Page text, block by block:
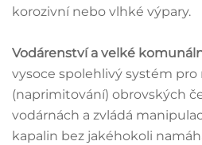
korozivní nebo vlhké výpary.
Vodárenství a velké
vysoce spolehlivý systém
(naprimitování) obrovských
vodárnách a zvládá
kapalin bez jakéhokoli